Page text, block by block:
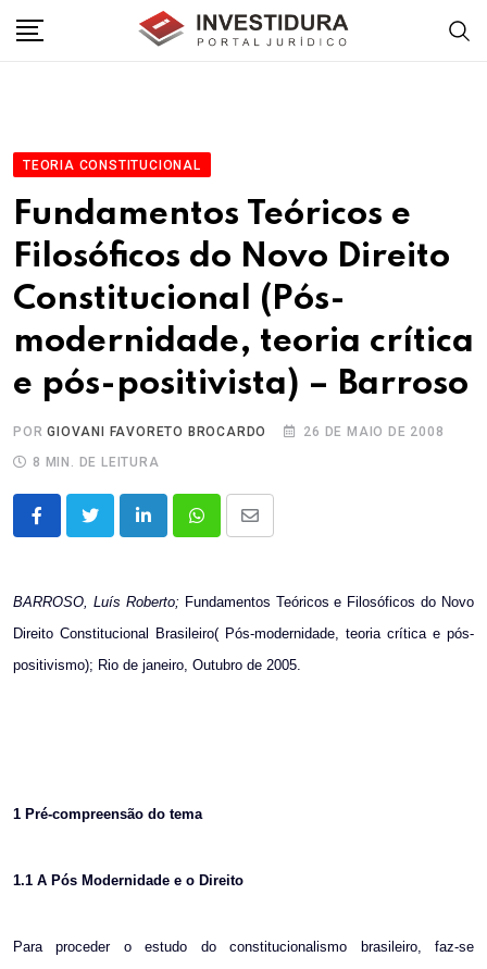
TEORIA CONSTITUCIONAL
Fundamentos Teóricos e
Filosóficos do Novo Direito
Constitucional (Pós-
modernidade, teoria crítica
e pós-positivista) – Barroso
PORGIOVANI FAVORETO BROCARDO
26 DE MAIO DE 2008
8 MIN. DE LEITURA
LinkedInWhatsappShare
BARROSO, Luís Roberto; Fundamentos Teóricos e Filosóficos do Novo
Direito Constitucional Brasileiro( Pós-modernidade, teoria crítica e pós-
positivismo); Rio de janeiro, Outubro de 2005.
1 Pré-compreensão do tema
1.1 A Pós Modernidade e o Direito
Para proceder o estudo do constitucionalismo brasileiro, faz-se